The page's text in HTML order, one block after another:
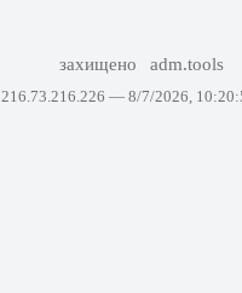
захищено adm.tools
216.73.216.226 — 8/7/2026,